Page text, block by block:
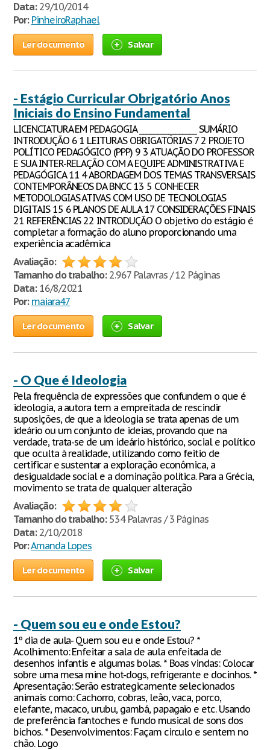
Data:29/10/2014
Por: PinheiroRaphael
Ler documento Salvar
- Estágio Curricular Obrigatório Anos
Iniciais do Ensino Fundamental
LICENCIATURA EM PEDAGOGIA ________________ SUMÁRIO
INTRODUÇÃO 6 1 LEITURAS OBRIGATÓRIAS 7 2 PROJETO
POLÍTICO PEDAGÓGICO (PPP) 9 3 ATUAÇÃO DO PROFESSOR
E SUA INTER-RELAÇÃO COM A EQUIPE ADMINISTRATIVA E
PEDAGÓGICA 11 4 ABORDAGEM DOS TEMAS TRANSVERSAIS
CONTEMPORÂNEOS DA BNCC 13 5 CONHECER
METODOLOGIAS ATIVAS COM USO DE TECNOLOGIAS
DIGITAIS 15 6 PLANOS DE AULA 17 CONSIDERAÇÕES FINAIS
21 REFERÊNCIAS 22 INTRODUÇÃO O objetivo do estágio é
completar a formação do aluno proporcionando uma
experiência acadêmica
Avaliação:
Tamanho do trabalho:2.967 Palavras / 12 Páginas
Data:16/8/2021
Por: maiara47
Ler documento Salvar
- O Que é Ideologia
Pela frequência de expressões que confundem o que é
ideologia, a autora tem a empreitada de rescindir
suposições, de que a ideologia se trata apenas de um
ideário ou um conjunto de ideias, provando que na
verdade, trata-se de um ideário histórico, social e político
que oculta à realidade, utilizando como feitio de
certificar e sustentar a exploração econômica, a
desigualdade social e a dominação política. Para a Grécia,
movimento se trata de qualquer alteração
Avaliação:
Tamanho do trabalho:534 Palavras / 3 Páginas
Data:2/10/2018
Por:Amanda Lopes
Ler documento Salvar
- Quem sou eu e onde Estou?
1º dia de aula- Quem sou eu e onde Estou? *
Acolhimento: Enfeitar a sala de aula enfeitada de
desenhos infantis e algumas bolas. * Boas vindas: Colocar
sobre uma mesa mine hot-dogs, refrigerante e docinhos. *
Apresentação: Serão estrategicamente selecionados
animais como: Cachorro, cobras, leão, vaca, porco,
elefante, macaco, urubu, gambá, papagaio e etc. Usando
de preferência fantoches e fundo musical de sons dos
bichos. * Desenvolvimentos: Façam circulo e sentem no
chão. Logo